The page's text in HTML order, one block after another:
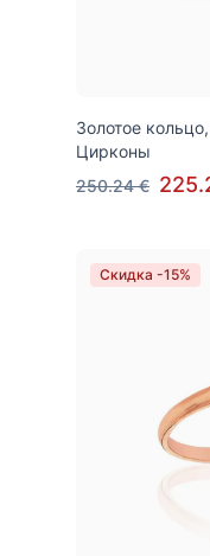
Золотое
Цирконы
250.24 €
Скидка -15%